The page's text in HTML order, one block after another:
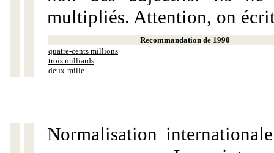
multipliés. Attention, on
Recommandation de 1990
quatre-cents millions
trois milliards
deux-mille
Normalisation